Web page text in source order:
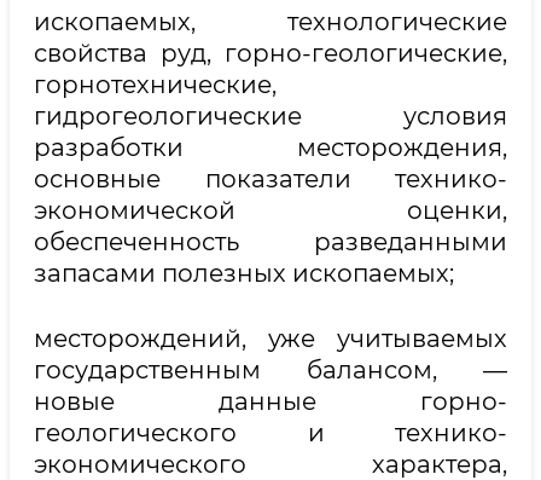
ископаемых, технологические
свойства руд, горно-геологические,
горнотехнические,
гидрогеологические условия
разработки месторождения,
основные показатели технико-
экономической оценки,
обеспеченность разведанными
запасами полезных ископаемых;
месторождений, уже учитываемых
государственным балансом, —
новые данные горно-
геологического и технико-
экономического характера,